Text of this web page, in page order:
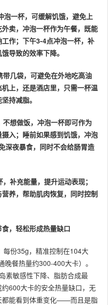
泡一杯，可缓解饥饿，避免上
卖，冲泡一杯作为午餐，既能
作；下午3-4点冲泡一杯，补
导致的效率下降。
几袋，可避免在外地吃高油
上，还是酒店里，只需一杯温
持减脂。
想做饭，冲泡一杯即可作为
入；睡前如果感到饥饿，冲泡
深夜暴食，同时不会给肠胃造
补充能量，提升运动表现；
养，帮助肌肉恢复，同时控制
食，轻松形成热量缺口
每份35g，精准控制在104大
餐热量约300-400大卡）。
素敏感性下降、脂肪合成最
600大卡的安全热量缺口，无
都能看到体重变化——而且是脂